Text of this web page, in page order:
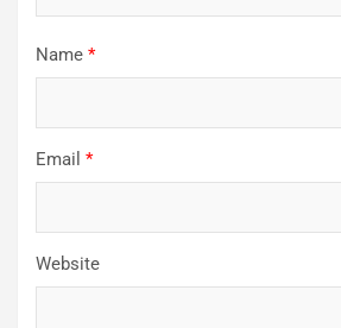
Name *
Email *
Website